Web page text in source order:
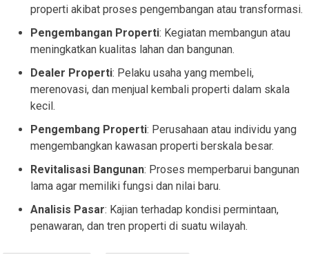
properti akibat proses pengembangan atau transformasi.
Pengembangan Properti: Kegiatan membangun atau
meningkatkan kualitas lahan dan bangunan.
Dealer Properti: Pelaku usaha yang membeli,
merenovasi, dan menjual kembali properti dalam skala
kecil.
Pengembang Properti: Perusahaan atau individu yang
mengembangkan kawasan properti berskala besar.
Revitalisasi Bangunan: Proses memperbarui bangunan
lama agar memiliki fungsi dan nilai baru.
Analisis Pasar: Kajian terhadap kondisi permintaan,
penawaran, dan tren properti di suatu wilayah.